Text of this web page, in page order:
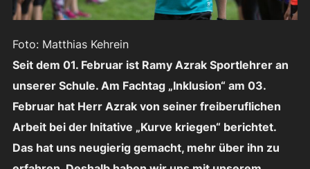
Foto: Matthias Kehrein
Seit dem 01. Februar ist Ramy Azrak Sportlehrer an
unserer Schule. Am Fachtag „Inklusion“ am 03.
Februar hat Herr Azrak von seiner freiberuflichen
Arbeit bei der Initative „Kurve kriegen“ berichtet.
Das hat uns neugierig gemacht, mehr über ihn zu